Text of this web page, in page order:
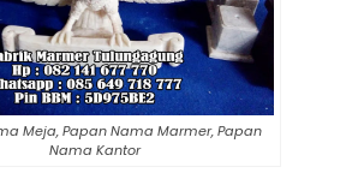
Meja, Papan Nama Marmer, Papan
Nama Kantor